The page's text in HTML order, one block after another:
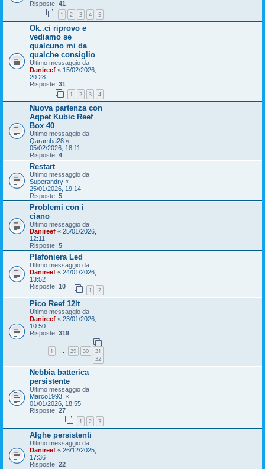
Risposte: 41
1 2 3 4 5
Ok..ci riprovo e
vediamo se
qualcuno mi da
qualche consiglio
Ultimo messaggio da
Danireef « 15/02/2026,
20:28
Risposte: 31
1 2 3 4
Nuova partenza con
Aqpet Kubic Reef
Box 40
Ultimo messaggio da
Qaramba28 «
05/02/2026, 18:11
Risposte: 4
Restart
Ultimo messaggio da
Superandry «
25/01/2026, 19:14
Risposte: 5
Problemi con i
ciano
Ultimo messaggio da
Danireef « 25/01/2026,
12:11
Risposte: 5
Plafoniera Led
Ultimo messaggio da
Danireef « 24/01/2026,
13:52
Risposte: 10 1 2
Pico Reef 12lt
Ultimo messaggio da
Danireef « 23/01/2026,
10:50
Risposte: 319
1 … 29 30
31
32
Nebbia batterica
persistente
Ultimo messaggio da
Marco1993. «
01/01/2026, 18:55
Risposte: 27
1 2 3
Alghe persistenti
Ultimo messaggio da
Danireef « 26/12/2025,
17:36
Risposte: 22